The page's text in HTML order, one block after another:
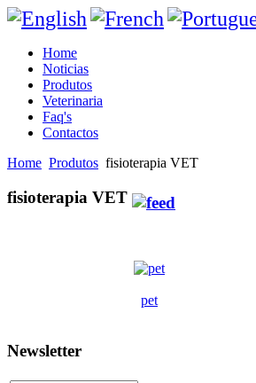
Home
Noticias
Produtos
Veterinaria
Faq's
Contactos
Home Produtos fisioterapia VET
fisioterapia VET
pet
Newsletter